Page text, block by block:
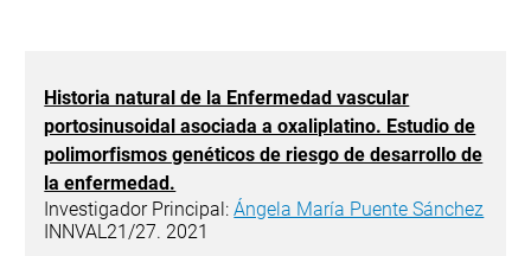
Historia natural de la Enfermedad vascular
portosinusoidal asociada a oxaliplatino. Estudio de
polimorfismos genéticos de riesgo de desarrollo de
la enfermedad.
Investigador Principal:Ángela María Puente Sánchez
INNVAL21/27. 2021